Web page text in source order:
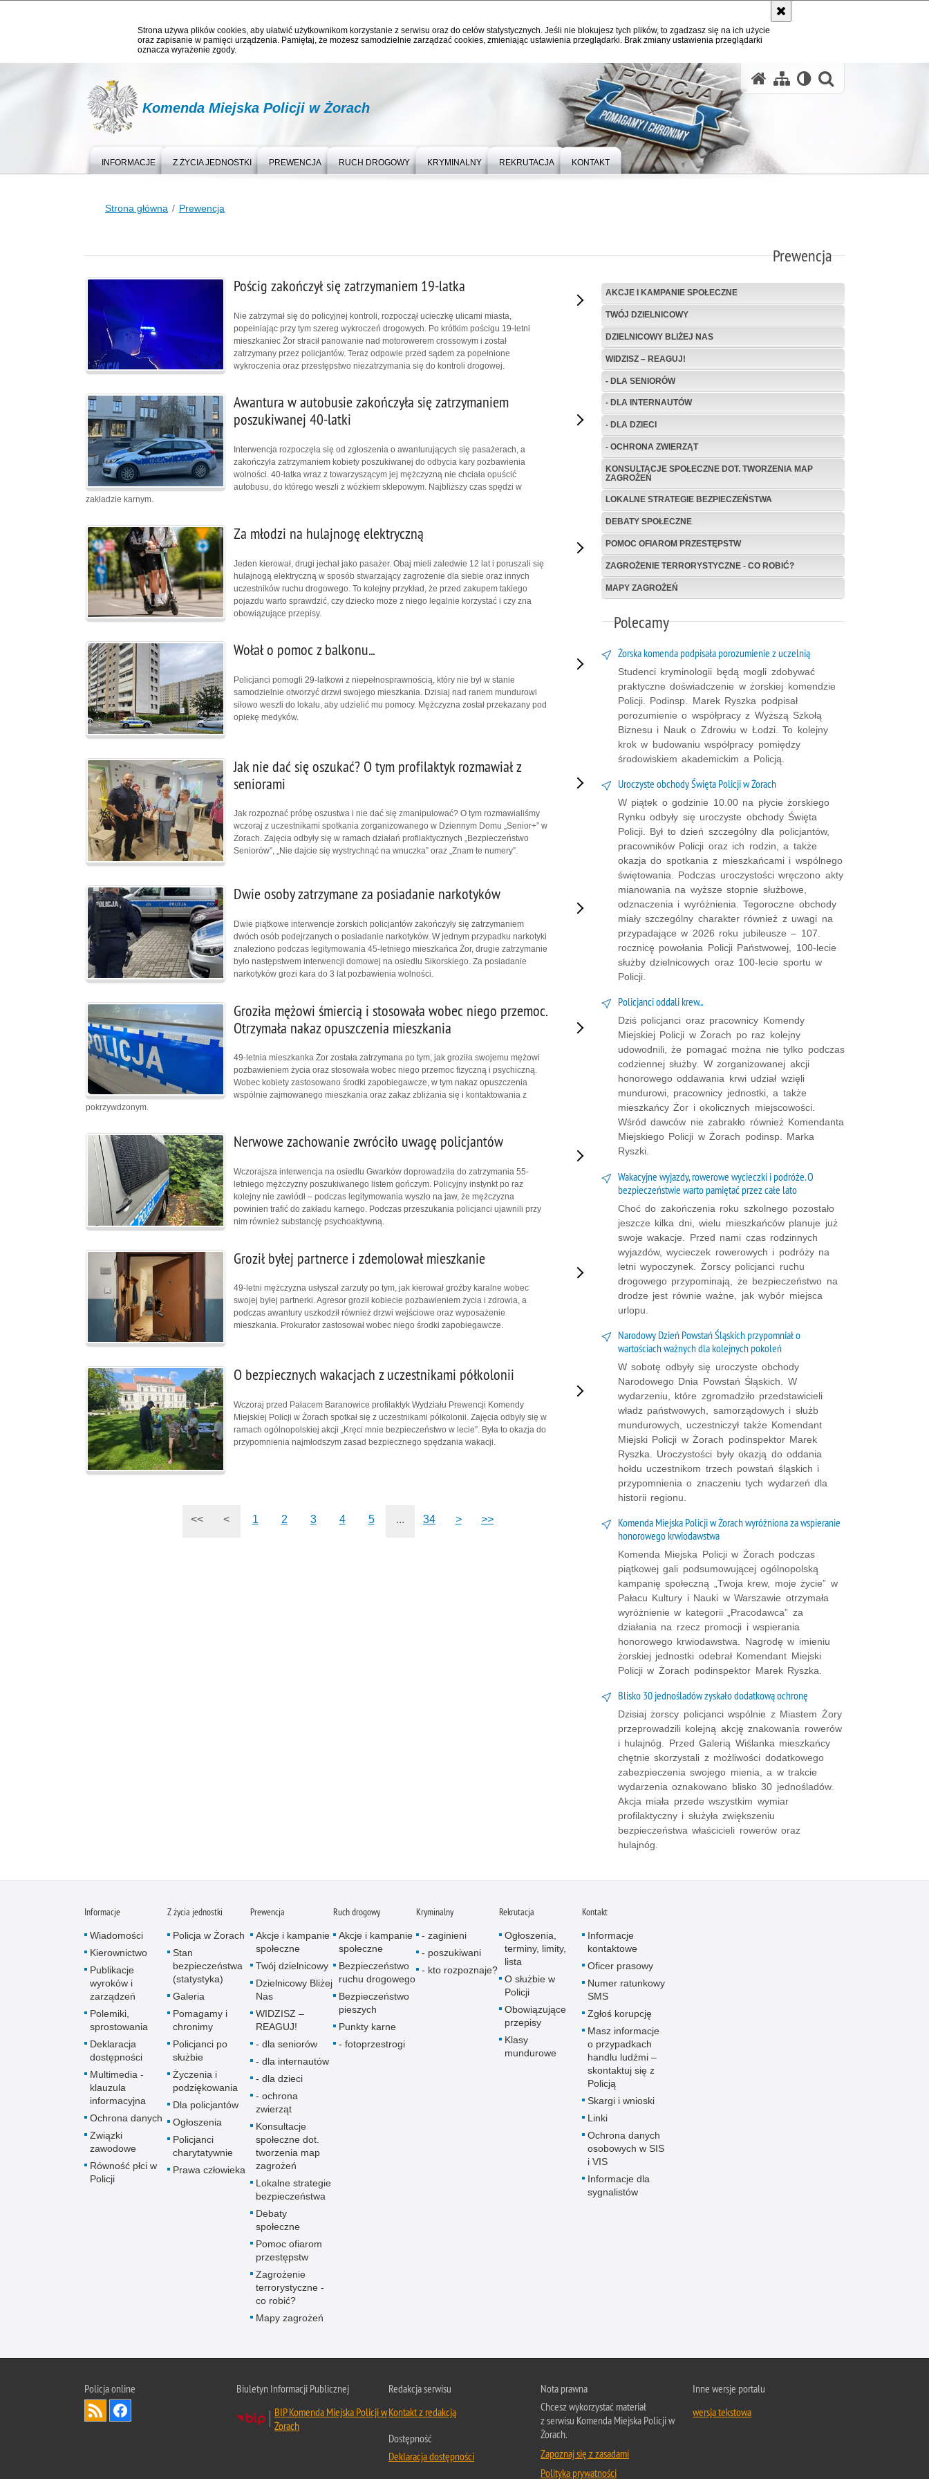
Strona używa plików cookies, aby ułatwić użytkownikom korzystanie z serwisu oraz do celów statystycznych. Jeśli nie blokujesz tych plików, to zgadzasz się na ich użycie
oraz zapisanie w pamięci urządzenia. Pamiętaj, że możesz samodzielnie zarządzać cookies, zmieniając ustawienia przeglądarki. Brak zmiany ustawienia przeglądarki
oznacza wyrażenie zgody.
Komenda Miejska Policji w Żorach
INFORMACJE Z ŻYCIA JEDNOSTKI PREWENCJA RUCH DROGOWY KRYMINALNY REKRUTACJA KONTAKT
Strona główna Prewencja
Prewencja
Pościg zakończył się zatrzymaniem 19-latka
Nie zatrzymał się do policyjnej kontroli, rozpoczął ucieczkę ulicami miasta,
popełniając przy tym szereg wykroczeń drogowych. Po krótkim pościgu 19-letni
mieszkaniec Żor stracił panowanie nad motorowerem crossowym i został
zatrzymany przez policjantów. Teraz odpowie przed sądem za popełnione
wykroczenia oraz przestępstwo niezatrzymania się do kontroli drogowej.
Awantura w autobusie zakończyła się zatrzymaniem
poszukiwanej 40-latki
Interwencja rozpoczęła się od zgłoszenia o awanturujących się pasażerach, a
zakończyła zatrzymaniem kobiety poszukiwanej do odbycia kary pozbawienia
wolności. 40-latka wraz z towarzyszącym jej mężczyzną nie chciała opuścić
autobusu, do którego weszli z wózkiem sklepowym. Najbliższy czas spędzi w
zakładzie karnym.
Za młodzi na hulajnogę elektryczną
Jeden kierował, drugi jechał jako pasażer. Obaj mieli zaledwie 12 lat i poruszali się
hulajnogą elektryczną w sposób stwarzający zagrożenie dla siebie oraz innych
uczestników ruchu drogowego. To kolejny przykład, że przed zakupem takiego
pojazdu warto sprawdzić, czy dziecko może z niego legalnie korzystać i czy zna
obowiązujące przepisy.
Wołał o pomoc z balkonu...
Policjanci pomogli 29-latkowi z niepełnosprawnością, który nie był w stanie
samodzielnie otworzyć drzwi swojego mieszkania. Dzisiaj nad ranem mundurowi
siłowo weszli do lokalu, aby udzielić mu pomocy. Mężczyzna został przekazany pod
opiekę medyków.
Jak nie dać się oszukać? O tym profilaktyk rozmawiał z
seniorami
Jak rozpoznać próbę oszustwa i nie dać się zmanipulować? O tym rozmawialiśmy
wczoraj z uczestnikami spotkania zorganizowanego w Dziennym Domu „Senior+” w
Żorach. Zajęcia odbyły się w ramach działań profilaktycznych „Bezpieczeństwo
Seniorów”, „Nie dajcie się wystrychnąć na wnuczka” oraz „Znam te numery”.
Dwie osoby zatrzymane za posiadanie narkotyków
Dwie piątkowe interwencje żorskich policjantów zakończyły się zatrzymaniem
dwóch osób podejrzanych o posiadanie narkotyków. W jednym przypadku narkotyki
znaleziono podczas legitymowania 45-letniego mieszkańca Żor, drugie zatrzymanie
było następstwem interwencji domowej na osiedlu Sikorskiego. Za posiadanie
narkotyków grozi kara do 3 lat pozbawienia wolności.
Groziła mężowi śmiercią i stosowała wobec niego przemoc.
Otrzymała nakaz opuszczenia mieszkania
49-letnia mieszkanka Żor została zatrzymana po tym, jak groziła swojemu mężowi
pozbawieniem życia oraz stosowała wobec niego przemoc fizyczną i psychiczną.
Wobec kobiety zastosowano środki zapobiegawcze, w tym nakaz opuszczenia
wspólnie zajmowanego mieszkania oraz zakaz zbliżania się i kontaktowania z
pokrzywdzonym.
Nerwowe zachowanie zwróciło uwagę policjantów
Wczorajsza interwencja na osiedlu Gwarków doprowadziła do zatrzymania 55-
letniego mężczyzny poszukiwanego listem gończym. Policyjny instynkt po raz
kolejny nie zawiódł – podczas legitymowania wyszło na jaw, że mężczyzna
powinien trafić do zakładu karnego. Podczas przeszukania policjanci ujawnili przy
nim również substancję psychoaktywną.
Groził byłej partnerce i zdemolował mieszkanie
49-letni mężczyzna usłyszał zarzuty po tym, jak kierował groźby karalne wobec
swojej byłej partnerki. Agresor groził kobiecie pozbawieniem życia i zdrowia, a
podczas awantury uszkodził również drzwi wejściowe oraz wyposażenie
mieszkania. Prokurator zastosował wobec niego środki zapobiegawcze.
O bezpiecznych wakacjach z uczestnikami półkolonii
Wczoraj przed Pałacem Baranowice profilaktyk Wydziału Prewencji Komendy
Miejskiej Policji w Żorach spotkał się z uczestnikami półkolonii. Zajęcia odbyły się w
ramach ogólnopolskiej akcji „Kręci mnie bezpieczeństwo w lecie”. Była to okazja do
przypomnienia najmłodszym zasad bezpiecznego spędzania wakacji.
<< < 1 2 3 4 5 ... 34 > >>
AKCJE I KAMPANIE SPOŁECZNE
TWÓJ DZIELNICOWY
DZIELNICOWY BLIŻEJ NAS
WIDZISZ – REAGUJ!
- DLA SENIO­RÓW
- DLA INTERNAUTÓW
- DLA DZIECI
- OCHRONA ZWIERZĄT
KONSULTACJE SPOŁECZNE DOT. TWORZENIA MAP
ZAGROŻEŃ
LOKALNE STRATEGIE BEZPIECZEŃSTWA
DEBATY SPOŁECZNE
POMOC OFIAROM PRZESTĘPSTW
ZAGROŻENIE TERRORYSTYCZNE - CO ROBIĆ?
MAPY ZAGROŻEŃ
Polecamy
Żorska komenda podpisała porozumienie z uczelnią
Studenci kryminologii będą mogli zdobywać
praktyczne doświadczenie w żorskiej komendzie
Policji. Podinsp. Marek Ryszka podpisał
porozumienie o współpracy z Wyższą Szkołą
Biznesu i Nauk o Zdrowiu w Łodzi. To kolejny
krok w budowaniu współpracy pomiędzy
środowiskiem akademickim a Policją.
Uroczyste obchody Święta Policji w Żorach
W piątek o godzinie 10.00 na płycie żorskiego
Rynku odbyły się uroczyste obchody Święta
Policji. Był to dzień szczególny dla policjantów,
pracowników Policji oraz ich rodzin, a także
okazja do spotkania z mieszkańcami i wspólnego
świętowania. Podczas uroczystości wręczono akty
mianowania na wyższe stopnie służbowe,
odznaczenia i wyróżnienia. Tegoroczne obchody
miały szczególny charakter również z uwagi na
przypadające w 2026 roku jubileusze – 107.
rocznicę powołania Policji Państwowej, 100-lecie
służby dzielnicowych oraz 100-lecie sportu w
Policji.
Policjanci oddali krew...
Dziś policjanci oraz pracownicy Komendy
Miejskiej Policji w Żorach po raz kolejny
udowodnili, że pomagać można nie tylko podczas
codziennej służby. W zorganizowanej akcji
honorowego oddawania krwi udział wzięli
mundurowi, pracownicy jednostki, a także
mieszkańcy Żor i okolicznych miejscowości.
Wśród dawców nie zabrakło również Komendanta
Miejskiego Policji w Żorach podinsp. Marka
Ryszki.
Wakacyjne wyjazdy, rowerowe wycieczki i podróże. O
bezpieczeństwie warto pamiętać przez całe lato
Choć do zakończenia roku szkolnego pozostało
jeszcze kilka dni, wielu mieszkańców planuje już
swoje wakacje. Przed nami czas rodzinnych
wyjazdów, wycieczek rowerowych i podróży na
letni wypoczynek. Żorscy policjanci ruchu
drogowego przypominają, że bezpieczeństwo na
drodze jest równie ważne, jak wybór miejsca
urlopu.
Narodowy Dzień Powstań Śląskich przypomniał o
wartościach ważnych dla kolejnych pokoleń
W sobotę odbyły się uroczyste obchody
Narodowego Dnia Powstań Śląskich. W
wydarzeniu, które zgromadziło przedstawicieli
władz państwowych, samorządowych i służb
mundurowych, uczestniczył także Komendant
Miejski Policji w Żorach podinspektor Marek
Ryszka. Uroczystości były okazją do oddania
hołdu uczestnikom trzech powstań śląskich i
przypomnienia o znaczeniu tych wydarzeń dla
historii regionu.
Komenda Miejska Policji w Żorach wyróżniona za wspieranie
honorowego krwiodawstwa
Komenda Miejska Policji w Żorach podczas
piątkowej gali podsumowującej ogólnopolską
kampanię społeczną „Twoja krew, moje życie” w
Pałacu Kultury i Nauki w Warszawie otrzymała
wyróżnienie w kategorii „Pracodawca” za
działania na rzecz promocji i wspierania
honorowego krwiodawstwa. Nagrodę w imieniu
żorskiej jednostki odebrał Komendant Miejski
Policji w Żorach podinspektor Marek Ryszka.
Blisko 30 jednośladów zyskało dodatkową ochronę
Dzisiaj żorscy policjanci wspólnie z Miastem Żory
przeprowadzili kolejną akcję znakowania rowerów
i hulajnóg. Przed Galerią Wiślanka mieszkańcy
chętnie skorzystali z możliwości dodatkowego
zabezpieczenia swojego mienia, a w trakcie
wydarzenia oznakowano blisko 30 jednośladów.
Akcja miała przede wszystkim wymiar
profilaktyczny i służyła zwiększeniu
bezpieczeństwa właścicieli rowerów oraz
hulajnóg.
Informacje
Wiadomości
Kierownictwo
Publikacje
wyroków i
zarządzeń
Polemiki,
sprostowania
Deklaracja
dostępności
Multimedia -
klauzula
informacyjna
Ochrona danych
Związki
zawodowe
Równość płci w
Policji
Z życia jednostki
Policja w Żorach
Stan
bezpieczeństwa
(statystyka)
Galeria
Pomagamy i
chronimy
Policjanci po
służbie
Życzenia i
podziękowania
Dla policjantów
Ogłoszenia
Policjanci
charytatywnie
Prawa człowieka
Prewencja
Akcje i kampanie
społeczne
Twój dzielnicowy
Dzielnicowy Bliżej
Nas
WIDZISZ –
REAGUJ!
- dla senio­rów
- dla internautów
- dla dzieci
- ochrona
zwierząt
Konsultacje
społeczne dot.
tworzenia map
zagrożeń
Lokalne strategie
bezpieczeństwa
Debaty
społeczne
Pomoc ofiarom
przestępstw
Zagrożenie
terrorystyczne -
co robić?
Mapy zagrożeń
Ruch drogowy
Akcje i kampanie
społeczne
Bezpieczeństwo
ruchu drogowego
Bezpieczeństwo
pieszych
Punkty karne
- fotoprzestrogi
Kryminalny
- zaginieni
- poszukiwani
- kto rozpoznaje?
Rekrutacja
Ogłoszenia,
terminy, limity,
lista
O służbie w
Policji
Obowiązujące
przepisy
Klasy
mundurowe
Kontakt
Informacje
kontaktowe
Oficer prasowy
Numer ratunkowy
SMS
Zgłoś korupcję
Masz informacje
o przypadkach
handlu ludźmi –
skontaktuj się z
Policją
Skargi i wnioski
Linki
Ochrona danych
osobowych w SIS
i VIS
Informacje dla
sygnalistów
Policja online
Biuletyn Informacji Publicznej
BIP Komenda Miejska Policji w
Żorach
Redakcja serwisu
Kontakt z redakcją
Dostępność
Deklaracja dostępności
Nota prawna
Chcesz wykorzystać materiał
z serwisu Komenda Miejska Policji w
Żorach.
Zapoznaj się z zasadami
Polityka prywatności
Inne wersje portalu
wersja tekstowa